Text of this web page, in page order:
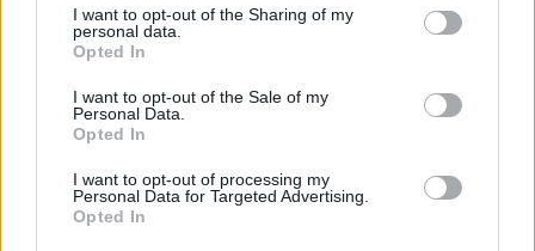
not limited to your visit or usage behaviour. You may click to
grant or deny consent to Google and its third-party tags to
use your data for below specified purposes in below Google
consent section.
I want to opt-out of the Sharing of my
personal data.
Opted In
I want to opt-out of the Sale of my
Personal Data.
Opted In
I want to opt-out of processing my
Personal Data for Targeted Advertising.
Opted In